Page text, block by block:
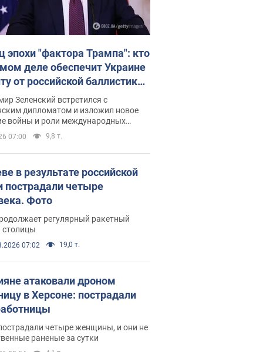
эпохи "фактора Трампа": кто
деле обеспечит Украине
от российской баллистики.
с Безсмертным
Зеленский встретился с
дипломатом и изложил новое
войны и роли международных
в борьбе с Россией
07:00 9,8 т.
в результате российской
пострадали четыре
Фото
регулярный ракетный
столицы
07:02 19,0 т.
атаковали дроном
в Херсоне: пострадали
четыре женщины, и они не
раненые за сутки